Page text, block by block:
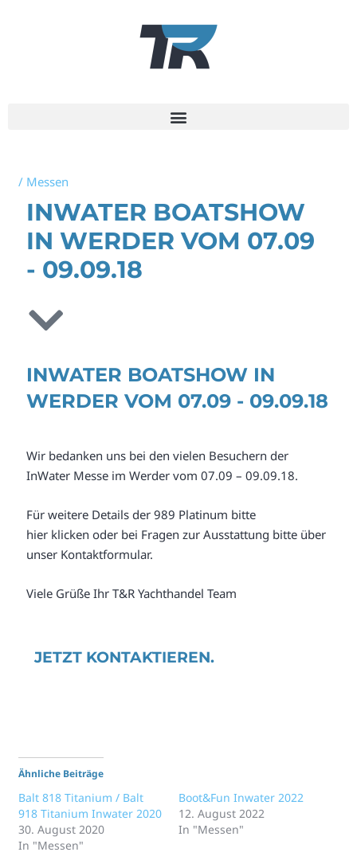
/ Messen
INWATER BOATSHOW
IN WERDER VOM 07.09
- 09.09.18
INWATER BOATSHOW IN
WERDER VOM 07.09 - 09.09.18
Wir bedanken uns bei den vielen Besuchern der
InWater Messe im Werder vom 07.09 – 09.09.18.
Für weitere Details der 989 Platinum bitte
hier klicken oder bei Fragen zur Ausstattung bitte über
unser Kontaktformular.
Viele Grüße Ihr T&R Yachthandel Team
JETZT KONTAKTIEREN.
Ähnliche Beiträge
Balt 818 Titanium / Balt
918 Titanium Inwater 2020
30. August 2020
In "Messen"
Boot&Fun Inwater 2022
12. August 2022
In "Messen"